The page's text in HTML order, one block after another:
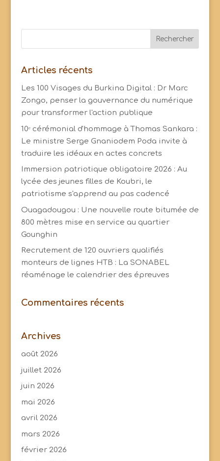
Articles récents
Les 100 Visages du Burkina Digital : Dr Marc
Zongo, penser la gouvernance du numérique
pour transformer l'action publique
10ᵉ cérémonial d'hommage à Thomas Sankara :
Le ministre Serge Gnaniodem Poda invite à
traduire les idéaux en actes concrets
Immersion patriotique obligatoire 2026 : Au
lycée des jeunes filles de Koubri, le
patriotisme s'apprend au pas cadencé
Ouagadougou : Une nouvelle route bitumée de
800 mètres mise en service au quartier
Gounghin
Recrutement de 120 ouvriers qualifiés
monteurs de lignes HTB : La SONABEL
réaménage le calendrier des épreuves
Commentaires récents
Archives
août 2026
juillet 2026
juin 2026
mai 2026
avril 2026
mars 2026
février 2026